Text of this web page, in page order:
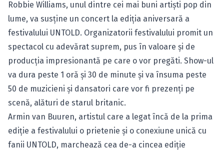
Robbie Williams, unul dintre cei mai buni artişti pop din
lume, va susţine un concert la ediţia aniversară a
festivalului UNTOLD. Organizatorii festivalului promit un
spectacol cu adevărat suprem, pus în valoare şi de
producţia impresionantă pe care o vor pregăti. Show-ul
va dura peste 1 oră şi 30 de minute şi va însuma peste
50 de muzicieni şi dansatori care vor fi prezenţi pe
scenă, alături de starul britanic.
Armin van Buuren, artistul care a legat încă de la prima
ediţie a festivalului o prietenie şi o conexiune unică cu
fanii UNTOLD, marchează cea de-a cincea ediţie